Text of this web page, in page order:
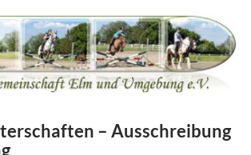
– Ausschreibung